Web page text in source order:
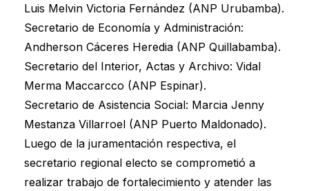
Luis Melvin Victoria Fernández (ANP Urubamba).
Secretario de Economía y Administración:
Andherson Cáceres Heredia (ANP Quillabamba).
Secretario del Interior, Actas y Archivo: Vidal
Merma Maccarcco (ANP Espinar).
Secretario de Asistencia Social: Marcia Jenny
Mestanza Villarroel (ANP Puerto Maldonado).
Luego de la juramentación respectiva, el
secretario regional electo se comprometió a
realizar trabajo de fortalecimiento y atender las